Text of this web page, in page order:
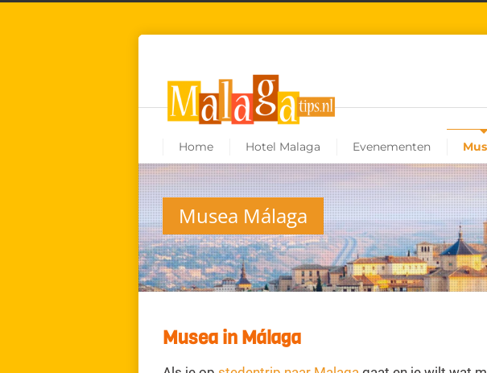
Home Hotel Malaga Evenementen
Musea Málaga
Musea in Málaga